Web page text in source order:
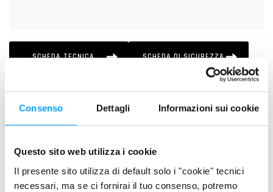
Consenso Dettagli Informazioni sui cookie
Questo sito web utilizza i cookie
Il presente sito utilizza di default solo i "cookie" tecnici
necessari, ma se ci fornirai il tuo consenso, potremo
SCHEDA TECNICA SCHEDA DI SICUREZZA
DESCRIZIONE
È un grasso multiuso al sulfonato di calcio, additivato con
L' innovativa formulazione e lo speciale addensante
conferiscono al prodotto eccezionali caratteristiche lubrificanti